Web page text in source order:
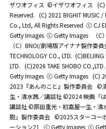
ザワオフィス ©イザワオフィス
Reserved. (C) 2021 BIGHIT MUSIC /
Co., Ltd, All Rights Reserved ⓒ CJ
Getty Images ⓒ Getty Images
（
（C）BNOI/劇場版アイナナ製作委員
TECHNOLOGY CO., LTD. (C)BEIJING
LTD. (C)2026 TAKE SHOBO CO.,LTD.
Getty Images ⓒ Getty Images (C)
2023『あんのこと』製作委員会 ©
生・清水茜／講談社 ©2024 映画「
講談社 ©原田重光・初嘉屋一生・
胞」製作委員会 ©2025スターコー
ーション21
ⓒ Getty Images ⓒ